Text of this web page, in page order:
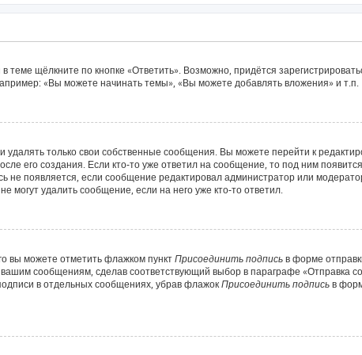
щёлкните по кнопке «Ответить». Возможно, придётся
«Вы можете начинать темы», «Вы можете добавлять вложения» и т.п.
только свои собственные сообщения. Вы можете перейти к
его создания. Если кто-то уже ответил на сообщение, то под ним
не появляется, если сообщение редактировал администратор или
могут удалить сообщение, если на него уже кто-то ответил.
вы можете отметить флажком пункт Присоединить подпись в форме
сообщениям, сделав соответствующий выбор в параграфе «Отправка
в отдельных сообщениях, убрав флажок Присоединить подпись в